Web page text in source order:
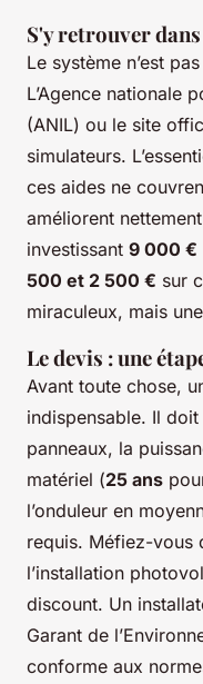
S'y retrouver
Le système n’est
L’Agence nationale
(ANIL) ou le site
simulateurs.
ces aides ne
améliorent
investissant 9 000 €
500 et 2 500 € sur
miraculeux, mais
Le devis : une
Avant toute chose,
indispensable. Il
panneaux, la
matériel (25 ans
l’onduleur en
requis. Méfiez-vous
l’installation
discount. Un
Garant de
conforme aux